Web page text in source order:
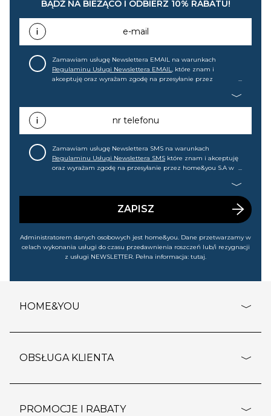
BĄDŹ NA BIEŻĄCO I ODBIERZ 10% RABATU!
e-mail
Zamawiam usługę Newslettera EMAIL na warunkach
Regulaminu Usługi Newslettera EMAIL, które znam i
akceptuję oraz wyrażam zgodę na przesyłanie przez
promocjach, wyprzedażach). Wiem, że mogę tę zgodę w
każdej chwili cofnąć.nr telefonu
Zamawiam usługę Newslettera SMS na warunkach
Regulaminu Usługi Newslettera SMS które znam i akceptuję
oraz wyrażam zgodę na przesyłanie przez home&you S.A w
wyprzedażach). Wiem, że mogę tę zgodę w każdej chwili
ZAPISZ
Administratorem danych osobowych jest home&you. Dane przetwarzamy w
celach wykonania usługi do czasu przedawnienia roszczeń lub/i rezygnacji
z usługi NEWSLETTER. Pełna informacja: tutaj.
HOME&YOU
o firmie
OBSŁUGA KLIENTA
dostawy i płatność
PROMOCJE I RABATY